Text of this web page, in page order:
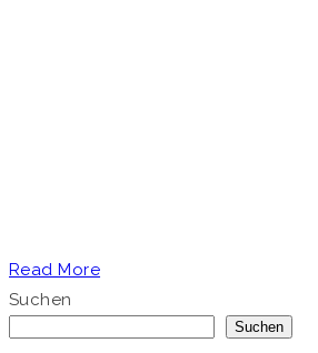
Read More
Suchen
Suchen